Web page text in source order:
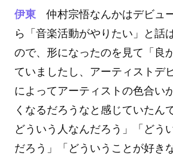
伊東仲村宗悟なんかはデビュ
ら「音楽活動がやりたい」と話
ので、形になったのを見て「良
ていましたし、アーティストデ
によってアーティストの色合い
くなるだろうなと感じていたん
どういう人なんだろう」「どう
だろう」「どういうことが好き